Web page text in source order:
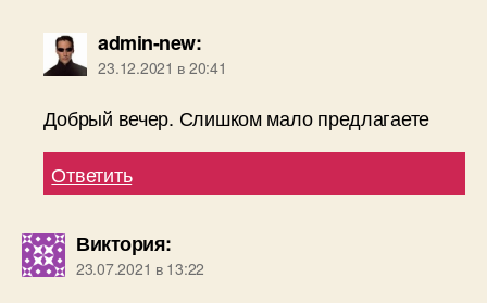
admin-new:
23.12.2021 в 20:41
Добрый вечер. Слишком мало предлагаете
Ответить
Виктория:
23.07.2021 в 13:22